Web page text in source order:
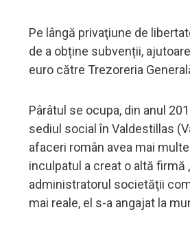
Pe lângă privaţiune de
de a obține subvenții,
euro către Trezoreria
Pârâtul se ocupa, din anul
sediul social în Valdestillas
afaceri român avea mai
inculpatul a creat o altă firmă
administratorul societăţii
mai reale, el s-a angajat la